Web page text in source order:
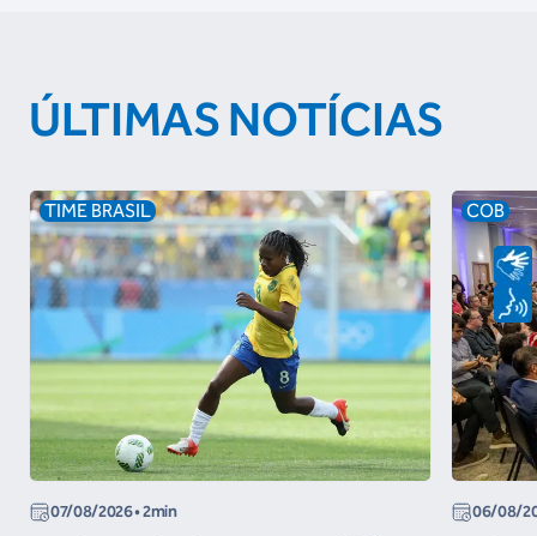
ÚLTIMAS NOTÍCIAS
TIME BRASIL
07/08/2026• 2min
COB
06/08/